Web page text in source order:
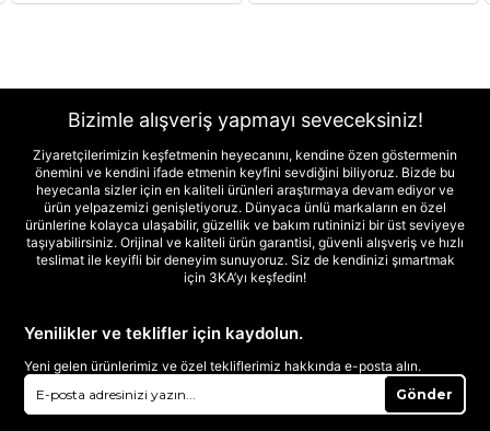
Bizimle alışveriş yapmayı seveceksiniz!
Ziyaretçilerimizin keşfetmenin heyecanını, kendine özen göstermenin
önemini ve kendini ifade etmenin keyfini sevdiğini biliyoruz. Bizde bu
heyecanla sizler için en kaliteli ürünleri araştırmaya devam ediyor ve
ürün yelpazemizi genişletiyoruz. Dünyaca ünlü markaların en özel
ürünlerine kolayca ulaşabilir, güzellik ve bakım rutininizi bir üst seviyeye
taşıyabilirsiniz. Orijinal ve kaliteli ürün garantisi, güvenli alışveriş ve hızlı
teslimat ile keyifli bir deneyim sunuyoruz. Siz de kendinizi şımartmak
için 3KA’yı keşfedin!
Yenilikler ve teklifler için kaydolun.
Yeni gelen ürünlerimiz ve özel tekliflerimiz hakkında e-posta alın.
Gönder